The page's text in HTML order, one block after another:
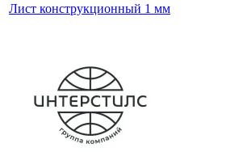
Лист конструкционный 1 мм